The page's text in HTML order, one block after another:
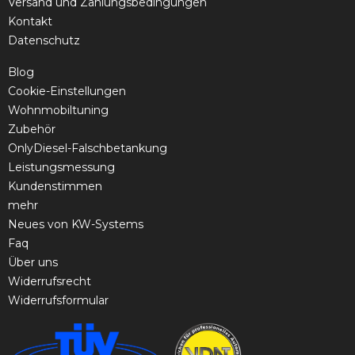
Kontakt
Datenschutz
Blog
Cookie-Einstellungen
Wohnmobiltuning
Zubehör
OnlyDiesel-Falschbetankung
Leistungsmessung
Kundenstimmen
mehr
Neues von KW-Systems
Faq
Über uns
Widerrufsrecht
Widerrufsformular